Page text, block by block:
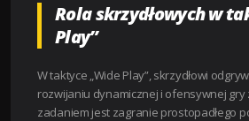
Rola skrzydłowych w
Play”
W taktyce „Wide Play”, skrzydłowi
rozwijaniu dynamicznej i ofensywnej gry
zadaniem jest zagranie prostopadłego